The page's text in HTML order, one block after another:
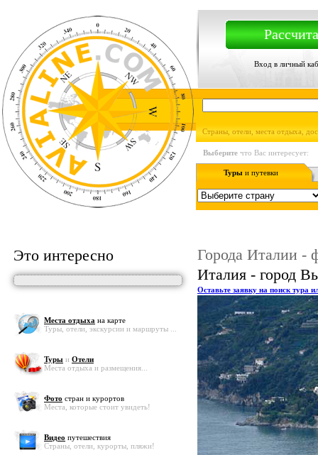
Вход в личный
Страны, отели, места отдыха,
Выберите что Вас интересует:
Туры и путевки
Это интересно
Места отдыха на карте
Туры, отели, экскурсии и маршруты ...
Туры и Отели
Места отдыха и размещения...
Фото стран и курортов
Места, которые стоит увидеть!
Видео путешествия
Страны, отели, курорты, пляжи!
Города Италии -
Италия - город
Оставьте заявку на поиск тура